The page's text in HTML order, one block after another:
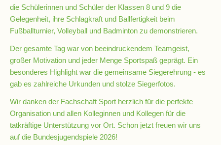
Hausmeister
Übermittagsbetreuung
Schülervertretung
Schulpflegschaft
die Schülerinnen und Schüler der Klassen 8 und 9 die
Gelegenheit, ihre Schlagkraft und Ballfertigkeit beim
Fußballturnier, Volleyball und Badminton zu demonstrieren.
Der gesamte Tag war von beeindruckendem Teamgeist,
großer Motivation und jeder Menge Sportspaß geprägt. Ein
besonderes Highlight war die gemeinsame Siegerehrung - es
gab es zahlreiche Urkunden und stolze Siegerfotos.
Wir danken der Fachschaft Sport herzlich für die perfekte
Organisation und allen Kolleginnen und Kollegen für die
tatkräftige Unterstützung vor Ort. Schon jetzt freuen wir uns
auf die Bundesjugendspiele 2026!